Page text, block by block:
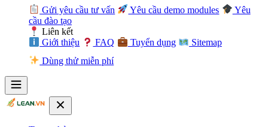
Gửi yêu cầu tư vấn
Yêu cầu demo modules
Yêu
cầu đào tạo
Liên kết
Giới thiệu
FAQ Tuyển dụng
Sitemap
Dùng thử miễn phí